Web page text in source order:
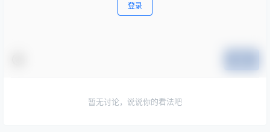
登录
暂无讨论，说说你的看法吧